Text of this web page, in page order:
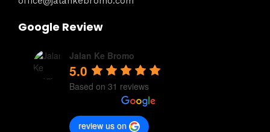
Google Review
Jalan Ke Bromo
5.0
Based on 31 reviews
review us on